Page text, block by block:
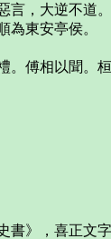
，大逆不道
為東安亭侯。
傅相以聞
》，喜正